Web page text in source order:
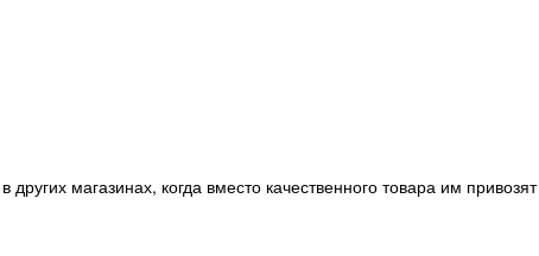
магазинах, когда вместо качественного товара им